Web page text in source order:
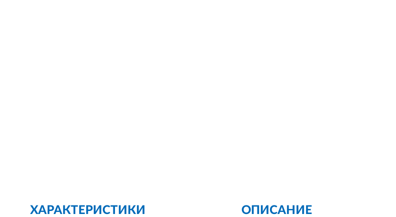
ХАРАКТЕРИСТИКИ ОПИСАНИЕ